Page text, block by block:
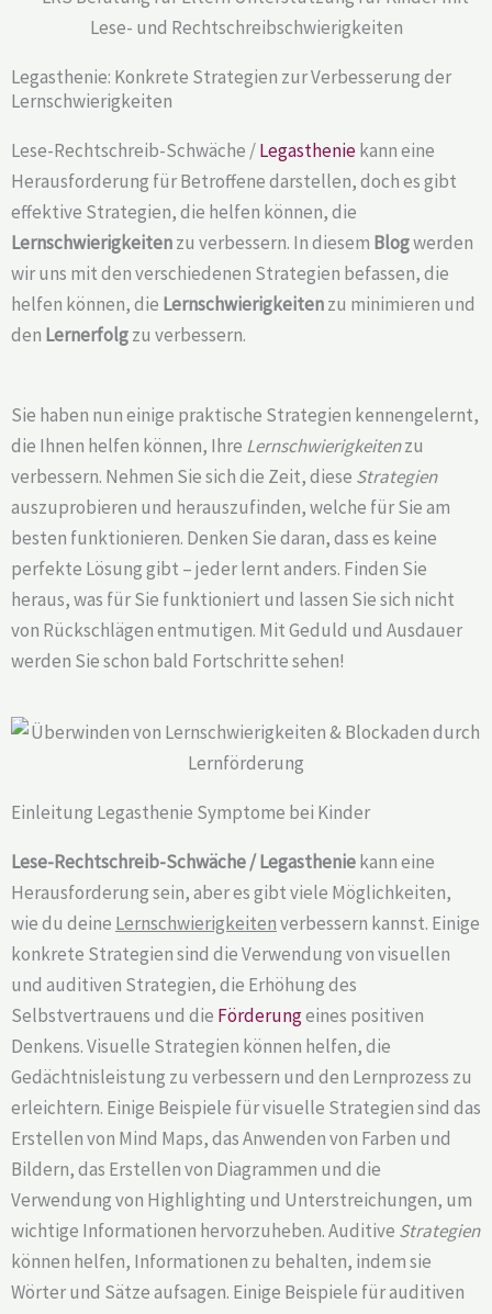
Legasthenie: Konkrete Strategien zur Verbesserung der
Lernschwierigkeiten
Lese-Rechtschreib-Schwäche /Legastheniekann eine
Herausforderung für Betroffene darstellen, doch es gibt
effektive Strategien, die helfen können, die
Lernschwierigkeitenzu verbessern. In diesem Blogwerden
wir uns mit den verschiedenen Strategien befassen, die
helfen können, die Lernschwierigkeitenzu minimieren und
den Lernerfolgzu verbessern.
Sie haben nun einige praktische Strategien kennengelernt,
die Ihnen helfen können, Ihre Lernschwierigkeitenzu
verbessern. Nehmen Sie sich die Zeit, diese Strategien
auszuprobieren und herauszufinden, welche für Sie am
besten funktionieren. Denken Sie daran, dass es keine
perfekte Lösung gibt – jeder lernt anders. Finden Sie
heraus, was für Sie funktioniert und lassen Sie sich nicht
von Rückschlägen entmutigen. Mit Geduld und Ausdauer
werden Sie schon bald Fortschritte sehen!
Einleitung Legasthenie Symptome bei Kinder
Lese-Rechtschreib-Schwäche / Legastheniekann eine
Herausforderung sein, aber es gibt viele Möglichkeiten,
wie du deine Lernschwierigkeitenverbessern kannst. Einige
konkrete Strategien sind die Verwendung von visuellen
und auditiven Strategien, die Erhöhung des
Selbstvertrauens und die Förderungeines positiven
Denkens. Visuelle Strategien können helfen, die
Gedächtnisleistung zu verbessern und den Lernprozess zu
erleichtern. Einige Beispiele für visuelle Strategien sind das
Erstellen von Mind Maps, das Anwenden von Farben und
Bildern, das Erstellen von Diagrammen und die
Verwendung von Highlighting und Unterstreichungen, um
wichtige Informationen hervorzuheben. Auditive Strategien
können helfen, Informationen zu behalten, indem sie
Wörter und Sätze aufsagen. Einige Beispiele für auditiven